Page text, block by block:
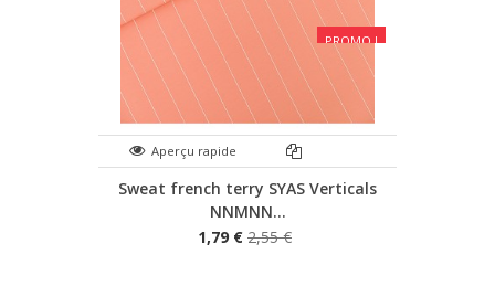
PROMO !
Aperçu rapide
Sweat french terry SYAS Verticals
NNMNN...
1,79 € 2,55 €